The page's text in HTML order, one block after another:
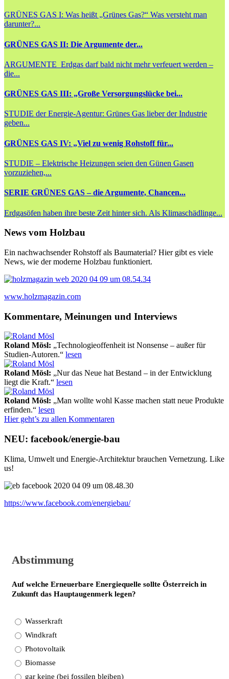
GRÜNES GAS I: Was heißt „Grünes Gas?“ Was versteht man
darunter?...
GRÜNES GAS II: Die Argumente der...
ARGUMENTE Erdgas darf bald nicht mehr verfeuert werden –
die...
GRÜNES GAS III: „Große Versorgungslücke bei...
STUDIE der Energie-Agentur: Grünes Gas lieber der Industrie
geben...
GRÜNES GAS IV: „Viel zu wenig Rohstoff für...
STUDIE – Elektrische Heizungen seien den Günen Gasen
vorzuziehen,...
SERIE GRÜNES GAS – die Argumente, Chancen...
Erdgasöfen haben ihre beste Zeit hinter sich. Als Klimaschädlinge...
News vom Holzbau
Ein nachwachsender Rohstoff als Baumaterial? Hier gibt es viele
News, wie der moderne Holzbau funktioniert.
www.holzmagazin.com
Kommentare, Meinungen und Interviews
Roland Mösl: „Technologieoffenheit ist Nonsense – außer für
Studien-Autoren.“ lesen
Roland Mösl: „Nur das Neue hat Bestand – in der Entwicklung
liegt die Kraft.“ lesen
Roland Mösl: „Man wollte wohl Kasse machen statt neue Produkte
erfinden.“ lesen
Hier geht’s zu allen Kommentaren
NEU: facebook/energie-bau
Klima, Umwelt und Energie-Architektur brauchen Vernetzung. Like
us!
https://www.facebook.com/energiebau/
Abstimmung
Auf welche Erneuerbare Energiequelle sollte Österreich in
Zukunft das Hauptaugenmerk legen?
Wasserkraft
Windkraft
Photovoltaik
Biomasse
gar keine (bei fossilen bleiben)